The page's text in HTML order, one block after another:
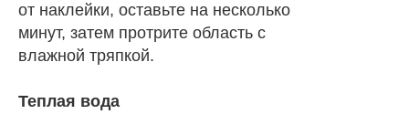
от наклейки, оставьте на несколько
минут, затем протрите область с
влажной тряпкой.
Теплая вода